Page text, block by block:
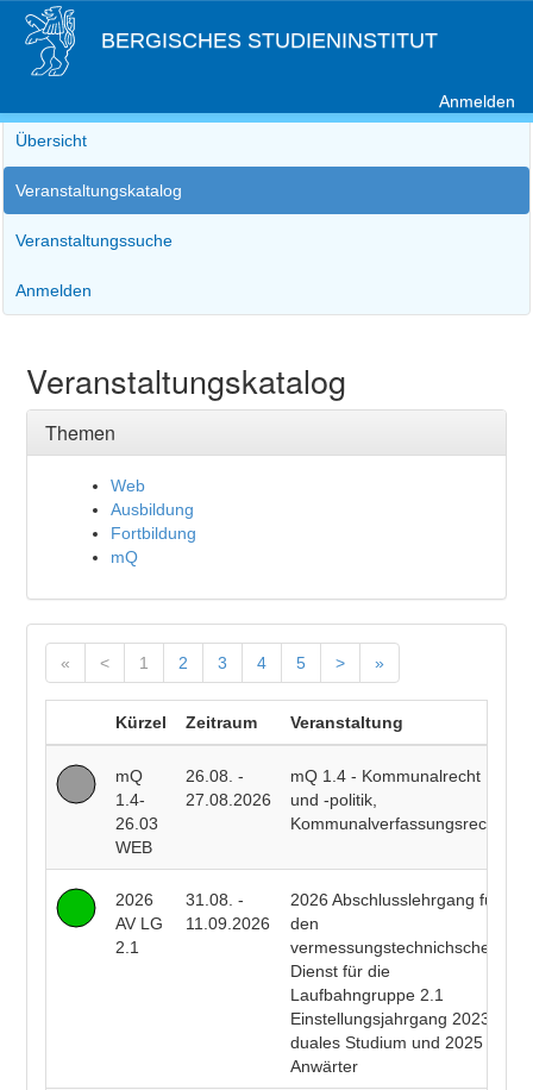
BERGISCHES STUDIENINSTITUT
Anmelden
Übersicht
Veranstaltungskatalog
Veranstaltungssuche
Anmelden
Veranstaltungskatalog
Themen
Web
Ausbildung
Fortbildung
mQ
« < 1 2 3 4 5 > »
Kürzel Zeitraum Veranstaltung
mQ
1.4-
26.03
WEB
26.08. -
27.08.2026
mQ 1.4 - Kommunalrecht
und -politik,
Kommunalverfassungsrecht
2026
AV LG
2.1
31.08. -
11.09.2026
2026 Abschlusslehrgang für
den
vermessungstechnichschen
Dienst für die
Laufbahngruppe 2.1
Einstellungsjahrgang 2023
duales Studium und 2025
Anwärter